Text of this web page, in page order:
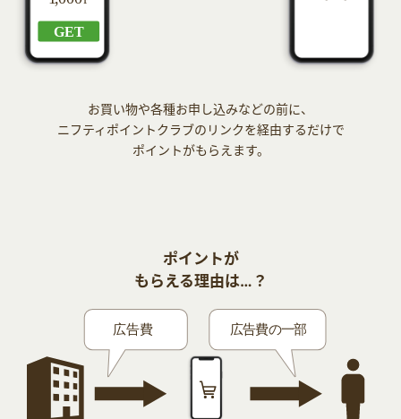
お買い物や各種お申し込みなどの前に、
ニフティポイントクラブのリンクを経由するだけで
ポイントがもらえます。
ポイントが
もらえる理由は…？